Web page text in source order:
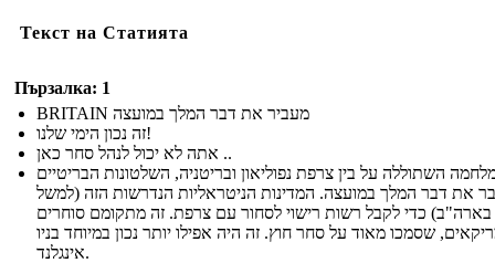
Текст на Статията
Пързалка: 1
BRITAIN מעביר את דבר המלך במועצה
זה נכון הימי שלנו!
אתה לא יכול לנהל סחר כאן ..
השתוללה על בין צרפת נפוליאון ובריטניה, השלטונות הבריטיים
את דבר המלך במועצה. המדינות הניטראליות הנדרשות הזה (למשל
בארה"ב) כדי לקבל רשות רישוי לסחור עם צרפת. זה מתקומם סוחרים
שסמכו מאוד על סחר חוץ. זה היה אפילו יותר נכון במיוחד בניו
אינגלנד.